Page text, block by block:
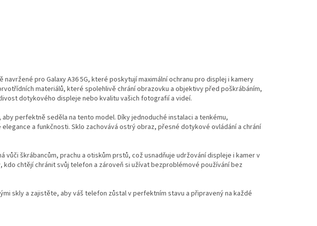
l
á
d
c
í
v
k
ý
pro Galaxy A36 5G, které poskytují maximální ochranu pro displej i kamery
materiálů, které spolehlivě chrání obrazovku a objektivy před poškrábáním,
dotykového displeje nebo kvalitu vašich fotografií a videí.
aby perfektně seděla na tento model. Díky jednoduché instalaci a tenkému,
a funkčnosti. Sklo zachovává ostrý obraz, přesné dotykové ovládání a chrání
vůči škrábancům, prachu a otiskům prstů, což usnadňuje udržování displeje i kamer v
chtějí chránit svůj telefon a zároveň si užívat bezproblémové používání bez
skly a zajistěte, aby váš telefon zůstal v perfektním stavu a připravený na každé